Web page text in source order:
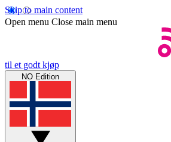
Skip to main content
Open menu Close main menu
til et godt kjøp
NO Edition